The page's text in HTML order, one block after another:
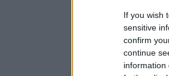
If you wish
sensitive
confirm
continue
information